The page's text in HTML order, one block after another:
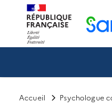
Accueil Psychologue
Panneau de gestion des